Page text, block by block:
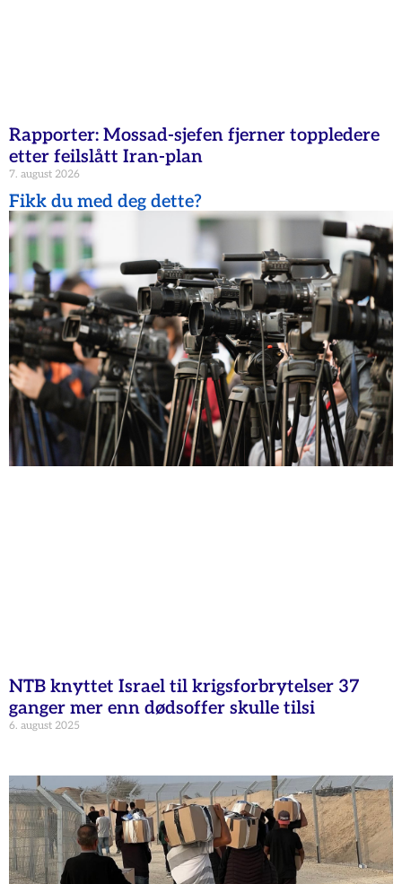
Rapporter: Mossad-sjefen fjerner toppledere
etter feilslått Iran-plan
7. august 2026
Fikk du med deg dette?
NTB knyttet Israel til krigsforbrytelser 37
ganger mer enn dødsoffer skulle tilsi
6. august 2025